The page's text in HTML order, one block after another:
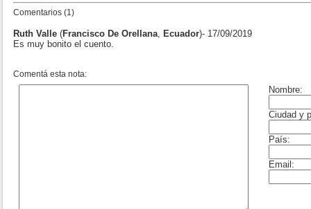
Comentarios (1)
Ruth Valle (Francisco De Orellana, Ecuador)- 17/09/2019
Es muy bonito el cuento.
Comentá esta nota: